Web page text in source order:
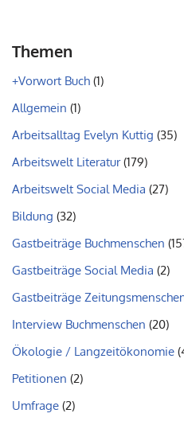
Themen
+Vorwort Buch (1)
Allgemein (1)
Arbeitsalltag Evelyn Kuttig (35)
Arbeitswelt Literatur(179)
Arbeitswelt Social Media (27)
Bildung (32)
Gastbeiträge Buchmenschen
Gastbeiträge Social Media (2)
Gastbeiträge
Interview Buchmenschen (20)
Ökologie / Langzeitökonomie
Petitionen (2)
Umfrage (2)